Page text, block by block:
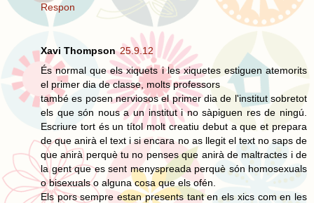
Respon
Xavi Thompson 25.9.12
És normal que els xiquets i les xiquetes estiguen atemorits
el primer dia de classe, molts professors
també es posen nerviosos el primer dia de l'institut sobretot
els que són nous a un institut i no sàpiguen res de ningú.
Escriure tort és un títol molt creatiu debut a que et prepara
de que anirà el text i si encara no as llegit el text no saps de
que anirà perquè tu no penses que anirà de maltractes i de
la gent que es sent menyspreada perquè són homosexuals
o bisexuals o alguna cosa que els ofén.
Els pors sempre estan presents tant en els xics com en les